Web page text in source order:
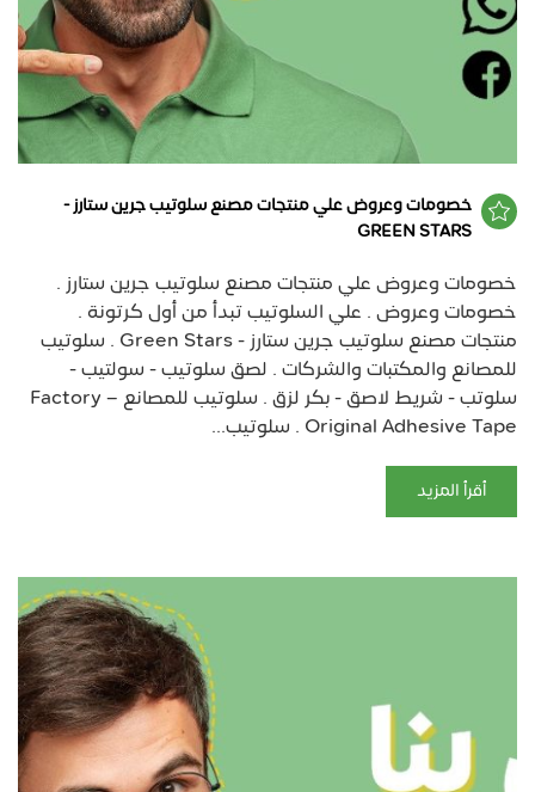
خصومات وعروض علي منتجات مصنع سلوتيب جرين ستارز -
GREEN STARS
خصومات وعروض علي منتجات مصنع سلوتيب جرين ستارز .
خصومات وعروض . علي السلوتيب تبدأ من أول كرتونة .
منتجات مصنع سلوتيب جرين ستارز - Green Stars . سلوتيب
للمصانع والمكتبات والشركات . لصق سلوتيب - سولتيب -
سلوتب - شريط لاصق - بكر لزق . سلوتيب للمصانع – Factory
Original Adhesive Tape . سلوتيب...
أقرأ المزيد